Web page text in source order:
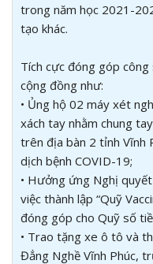
trong năm học 2021-
tạo khác.
Tích cực đóng góp
cộng đồng như:
• Ủng hộ 02 máy xét
xách tay nhằm chung
trên địa bàn 2 tỉnh Vĩnh
dịch bệnh COVID-19;
• Hưởng ứng Nghị
việc thành lập “Quỹ
đóng góp cho Quỹ số
• Trao tặng xe ô tô và
Đẳng Nghề Vĩnh Phúc,